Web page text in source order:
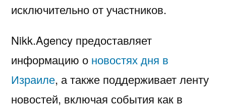
исключительно от участников.
Nikk.Agency предоставляет
информацию о новостях дня в
Израиле, а также поддерживает ленту
новостей, включая события как в